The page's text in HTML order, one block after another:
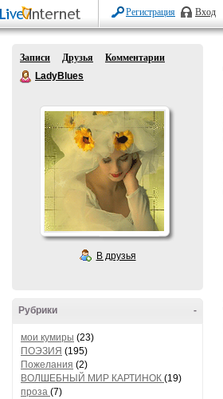
Регистрация Вход
Записи Друзья
Комментарии
LadyBlues
В друзья
-
Рубрики
мои кумиры (23)
ПОЭЗИЯ (195)
Пожелания (2)
ВОЛШЕБНЫЙ МИР КАРТИНОК (19)
проза (7)